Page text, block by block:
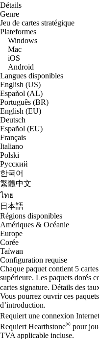
Détails
Genre
Jeu de cartes stratégique
Plateformes
Windows
Mac
iOS
Android
Langues disponibles
English (US)
Español (AL)
Português (BR)
English (EU)
Deutsch
Español (EU)
Français
Italiano
Polski
Русский
한국어
繁體中文
ไทย
日本語
Régions disponibles
Amériques & Océanie
Europe
Corée
Taïwan
Configuration requise
Chaque paquet contient 5
supérieure. Les paquets dorés
cartes signature. Détails des
Vous pourrez ouvrir ces
d’introduction.
Requiert une connexion
Requiert Hearthstone® pour
TVA applicable incluse.